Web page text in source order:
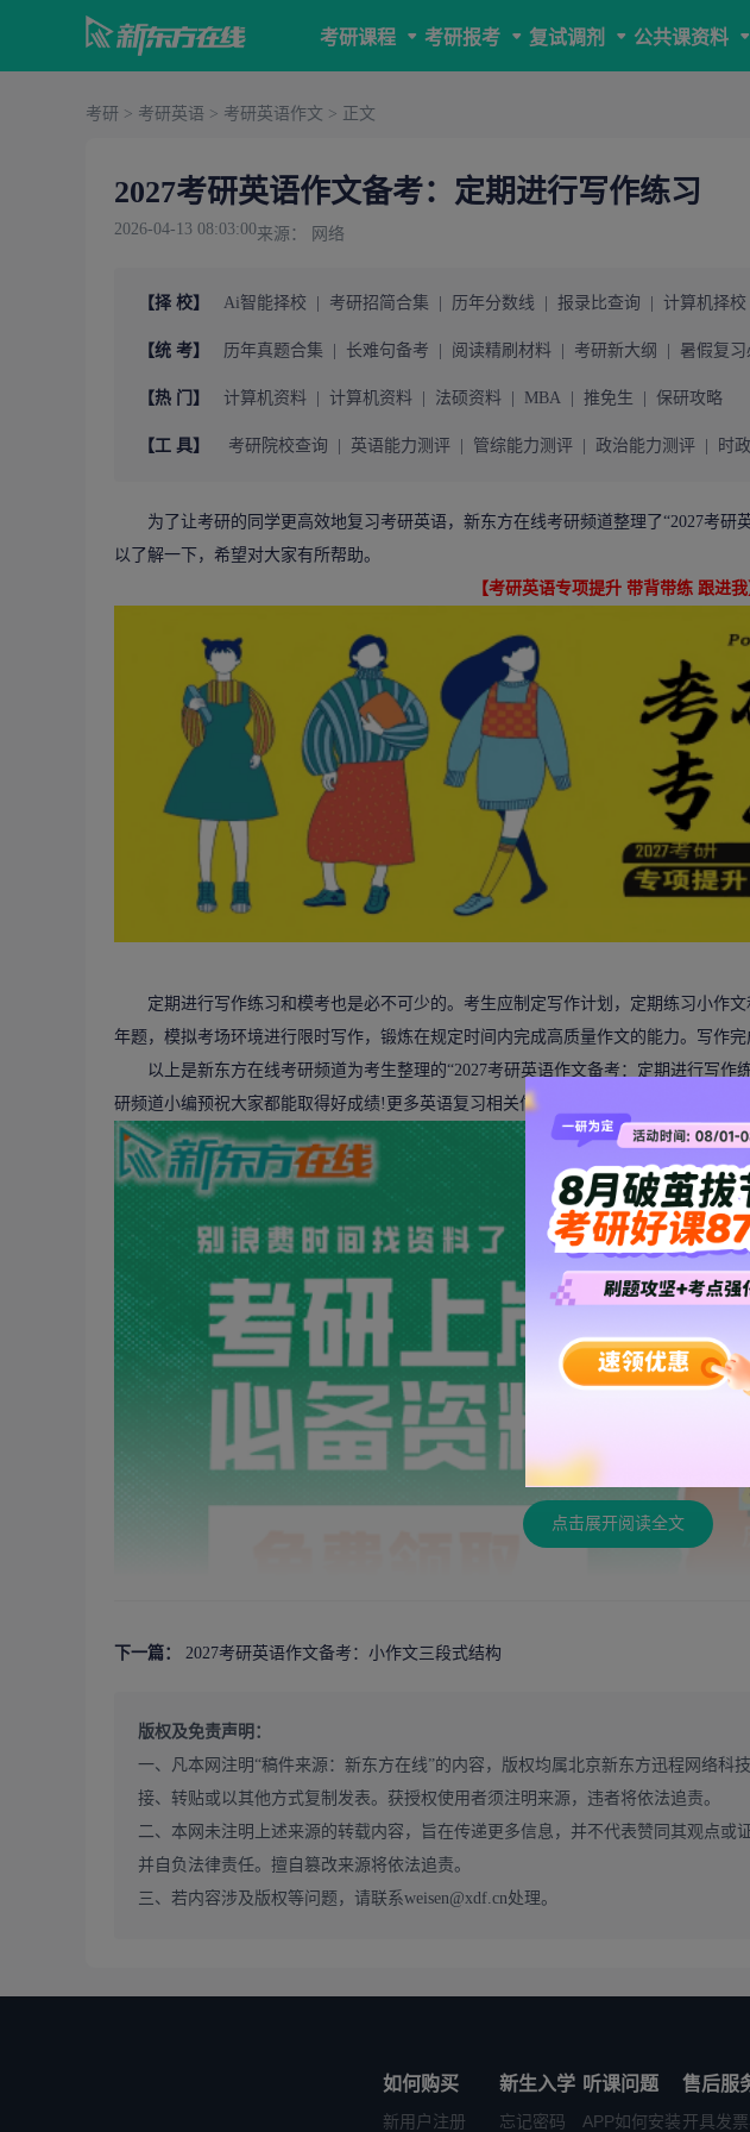
考研课程 考研报考 复试调剂 公共课资料
考研 > 考研英语 > 考研英语作文 > 正文
2027考研英语作文备考：定期进行写作练习
2026-04-13 08:03:00来源： 网络
【择 校】 Ai智能择校 考研招简合集 历年分数线 报录比查询 计算机择校
【统 考】 历年真题合集 长难句备考 阅读精刷材料 考研新大纲 暑假复习
【热 门】 计算机资料 计算机资料 法硕资料 MBA 推免生 保研攻略
【工 具】 考研院校查询 英语能力测评 管综能力测评 政治能力测评 时
为了让考研的同学更高效地复习考研英语， 新东方在线考研频道整理了“2027考研
以了解一下，希望对大家有所帮助。
【考研英语专项提升 带背带练 跟进我
定期进行写作练习和模考也是必不可少的。考生应制定写作计划，定期练习小作文
年题，模拟考场环境进行限时写作，锻炼在规定时间内完成高质量作文的能力。写作完
以上是新东方在线考研频道为考生整理的“2027考研英语作文备考：定期进行写作
研频道小编预祝大家都能取得好成绩!更多英语复习相关信息尽在新东方在线考研英语频
点击展开阅读全文
下一篇： 2027考研英语作文备考：小作文三段式结构
版权及免责声明：
一、凡本网注明“稿件来源：新东方在线”的内容，版权均属北京新东方迅程网络科
接、转贴或以其他方式复制发表。获授权使用者须注明来源，违者将依法追责。
二、本网未注明上述来源的转载内容，旨在传递更多信息，并不代表赞同其观点或
并自负法律责任。擅自篡改来源将依法追责。
三、若内容涉及版权等问题，请联系weisen@xdf.cn处理。
如何购买
新用户注册
新生入学
忘记密码
听课问题
APP如何安装
售后服
开具发